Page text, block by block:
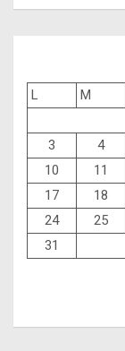
L
M
3
4
10
11
17
18
24
25
31